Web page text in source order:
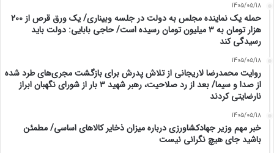
1405/05/18
حمله یک نماینده مجلس به دولت در جلسه وبیناری/ یک ورق قرص از ۲۰۰
هزار تومان به ۳ میلیون تومان رسیده است/ حاجی بابایی: دولت باید
رسیدگی کند
1405/05/18
روایت محمدرضا لاریجانی از تلاش پدرش برای بازگشت مجری‌های طرد شده
از صدا و سیما/ بعد از رد صلاحیت، رهبر شهید ۳ بار از شورای نگهبان ابراز
نارضایتی کردند
1405/05/18
خبر مهم وزیر جهادکشاورزی درباره میزان ذخایر کالاهای اساسی/ مطمئن
باشید جای هیچ نگرانی نیست